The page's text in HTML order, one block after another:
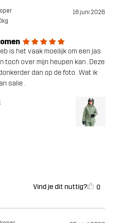
16 juni 2026
is het vaak moeilijk om een jas
toch over mijn heupen kan . Deze
dan op de foto . Wat ik
salie .
Vind je dit nuttig? 0